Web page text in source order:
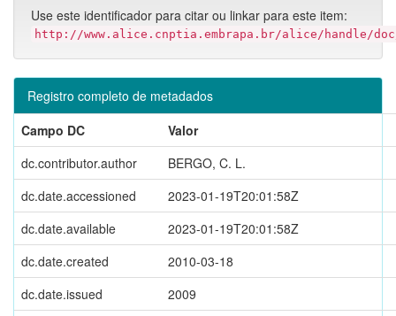
Use este identificador para citar ou linkar para este item:
http://www.alice.cnptia.embrapa.br/alice/handle/
Registro completo de metadados
Campo DC
Valor
dc.contributor.author
BERGO, C. L.
dc.date.accessioned
2023-01-19T20:01:58Z
dc.date.available
2023-01-19T20:01:58Z
dc.date.created
2010-03-18
dc.date.issued
2009